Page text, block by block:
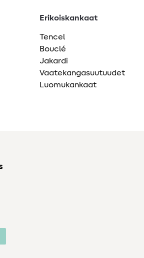
Erikoiskankaat
Tencel
Bouclé
Jakardi
Vaatekangasuutuudet
Luomukankaat